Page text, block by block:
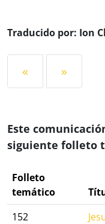
Traducido por: Ion
« »
Este
siguiente folleto
Folleto
temático
152